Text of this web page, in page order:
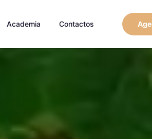
Academia Contactos